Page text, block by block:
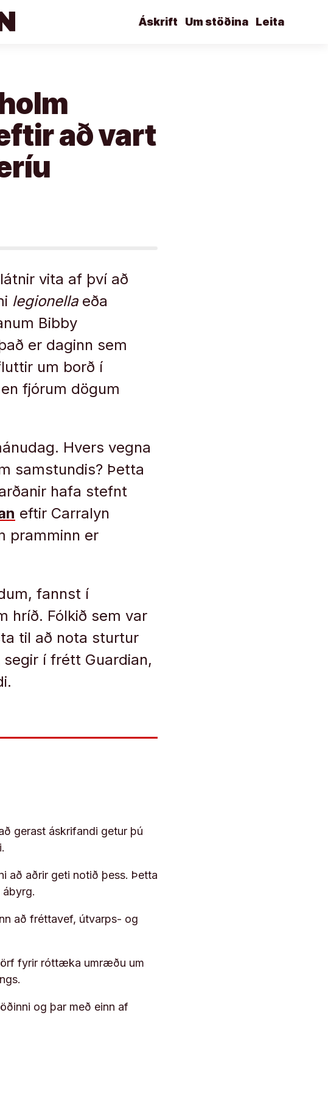
Leita
Um stöðina
Áskrift
að vart
vita af því að
legionellaeða
Bibby
er daginn sem
um borð í
fjórum dögum
Hvers vegna
samstundis? Þetta
hafa stefnt
eftir Carralyn
pramminn er
fannst í
hríð. Fólkið sem var
til að nota sturtur
í frétt Guardian,
gerast áskrifandi getur þú
að aðrir geti notið þess. Þetta
að fréttavef, útvarps- og
fyrir róttæka umræðu um
og þar með einn af